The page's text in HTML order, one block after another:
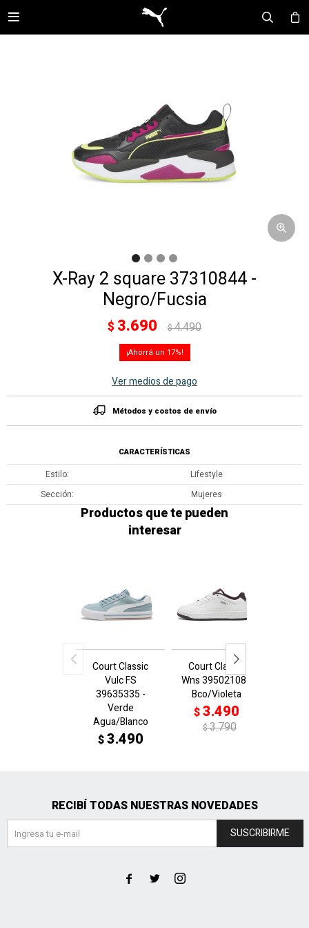

X-Ray 2 square 37310844 -
Negro/Fucsia
$ 3.690 $4.490
17
Ver medios de pago
Métodos y costos de envío
CARACTERÍSTICAS
Estilo
Lifestyle
Sección
Mujeres
Productos que te pueden
interesar
Court Classic
Vulc FS
39635335 -
Verde
Agua/Blanco
$3.490
Court Classic
Wns 39502108 -
Bco/Violeta
$3.490
$3.790
RECIBÍ TODAS NUESTRAS NOVEDADES
SUSCRIBIRME
  